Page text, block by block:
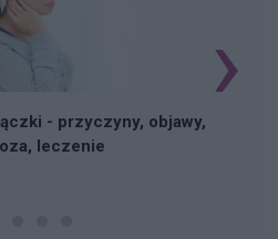
- przyczyny, objawy,
leczenie
›